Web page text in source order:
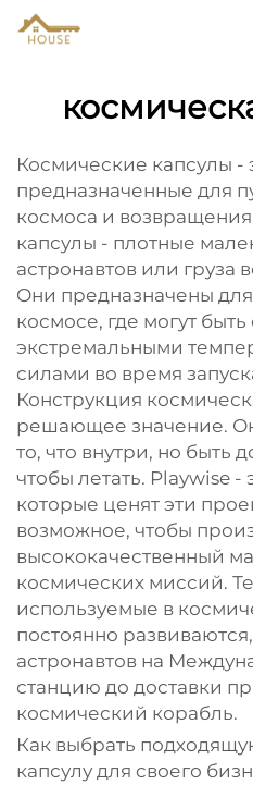
Космические капсулы
предназначенные для
космоса и
капсулы - плотные
астронавтов или груза
Они предназначены
космосе, где могут
экстремальными
силами во время
Конструкция
решающее значение.
то, что внутри, но быть
чтобы летать. Playwise -
которые ценят эти
возможное, чтобы
высококачественный
космических миссий.
используемые в
постоянно
астронавтов на
станцию до доставки
космический корабль.
Как выбрать
капсулу для своего